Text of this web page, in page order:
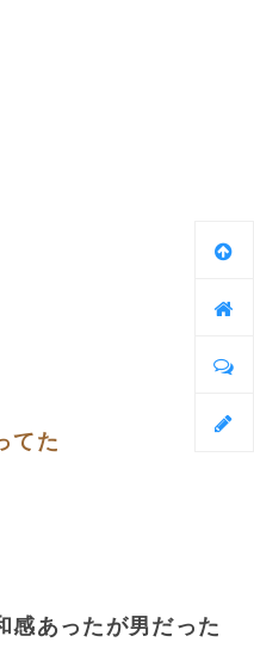
てた
感あったが男だった